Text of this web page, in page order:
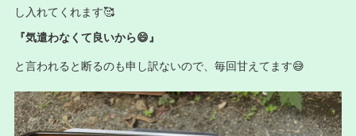
し入れてくれます🥰
『気遣わなくて良いから😄』
と言われると断るのも申し訳ないので、毎回甘えてます😅